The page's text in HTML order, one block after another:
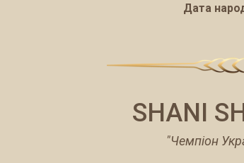
Дата
SHANI
"Чемпіон